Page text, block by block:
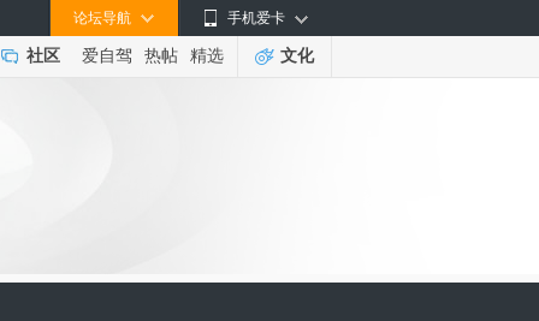
手机爱卡
论坛导航
社区 爱自驾 热帖 精选 文化